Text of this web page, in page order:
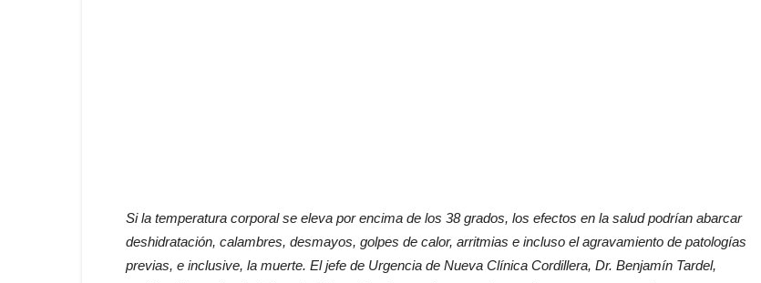
Si la temperatura corporal se eleva por encima de los 38 grados, los efectos en la salud podrían abarcar
deshidratación, calambres, desmayos, golpes de calor, arritmias e incluso el agravamiento de patologías
previas, e inclusive, la muerte. El jefe de Urgencia de Nueva Clínica Cordillera, Dr. Benjamín Tardel,